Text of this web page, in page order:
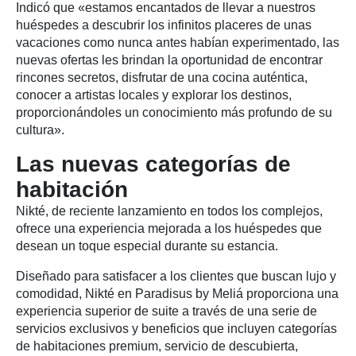
Indicó que «estamos encantados de llevar a nuestros
huéspedes a descubrir los infinitos placeres de unas
vacaciones como nunca antes habían experimentado, las
nuevas ofertas les brindan la oportunidad de encontrar
rincones secretos, disfrutar de una cocina auténtica,
conocer a artistas locales y explorar los destinos,
proporcionándoles un conocimiento más profundo de su
cultura».
Las nuevas categorías de
habitación
Nikté, de reciente lanzamiento en todos los complejos,
ofrece una experiencia mejorada a los huéspedes que
desean un toque especial durante su estancia.
Diseñado para satisfacer a los clientes que buscan lujo y
comodidad, Nikté en Paradisus by Meliá proporciona una
experiencia superior de suite a través de una serie de
servicios exclusivos y beneficios que incluyen categorías
de habitaciones premium, servicio de descubierta,